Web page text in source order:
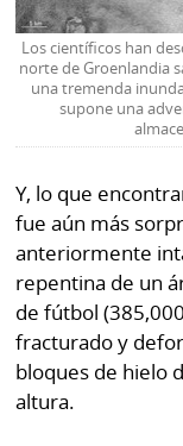
Los científicos han
norte de Groenlandia
una tremenda
supone una
Y, lo que
fue aún más
anteriormente
repentina de un
de fútbol
fracturado y
bloques de hielo
altura.